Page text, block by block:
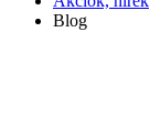
Blog